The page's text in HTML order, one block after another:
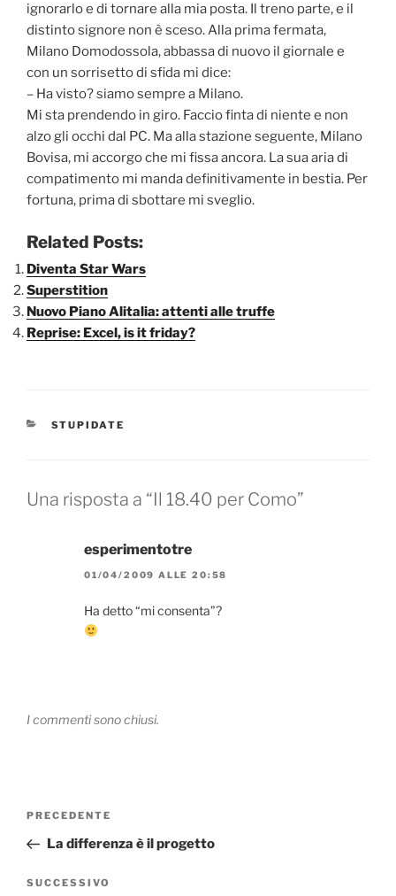
ignorarlo e di tornare alla mia posta. Il treno parte, e il
distinto signore non è sceso. Alla prima fermata,
Milano Domodossola, abbassa di nuovo il giornale e
con un sorrisetto di sfida mi dice:
– Ha visto? siamo sempre a Milano.
Mi sta prendendo in giro. Faccio finta di niente e non
alzo gli occhi dal PC. Ma alla stazione seguente, Milano
Bovisa, mi accorgo che mi fissa ancora. La sua aria di
compatimento mi manda definitivamente in bestia. Per
fortuna, prima di sbottare mi sveglio.
Related Posts:
Diventa Star Wars
Superstition
Nuovo Piano Alitalia: attenti alle truffe
Reprise: Excel, is it friday?
CATEGORIE
STUPIDATE
Una risposta a “Il 18.40 per Como”
esperimentotre
01/04/2009 ALLE 20:58
Ha detto “mi consenta”?
I commenti sono chiusi.
Navigazione
Articolo
precedente:
PRECEDENTE
La differenza è il progetto
Articolo
SUCCESSIVO